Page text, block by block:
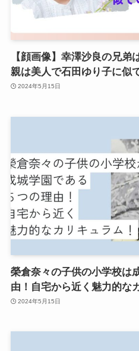
【顔画像】幸澤沙良の兄
親は美人で石田ゆり子に似
2024年5月15日
榮倉奈々の子供の小学校は
由！自宅から近く魅力的な
2024年5月15日